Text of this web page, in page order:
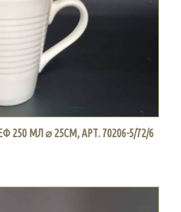
250 МЛ ⌀ 25СМ, АРТ. 70206-5/72/6